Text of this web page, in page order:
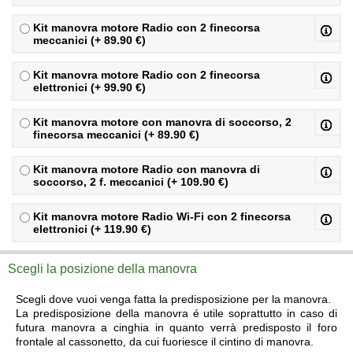
Kit manovra motore Radio con 2 finecorsa
meccanici (+ 89.90 €)
Kit manovra motore Radio con 2 finecorsa
elettronici (+ 99.90 €)
Kit manovra motore con manovra di soccorso, 2
finecorsa meccanici (+ 89.90 €)
Kit manovra motore Radio con manovra di
soccorso, 2 f. meccanici (+ 109.90 €)
Kit manovra motore Radio Wi-Fi con 2 finecorsa
elettronici (+ 119.90 €)
Scegli la posizione della manovra
Scegli dove vuoi venga fatta la predisposizione per la manovra.
La predisposizione della manovra é utile soprattutto in caso di
futura manovra a cinghia in quanto verrà predisposto il foro
frontale al cassonetto, da cui fuoriesce il cintino di manovra.